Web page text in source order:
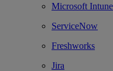
Microsoft Intune
ServiceNow
Freshworks
Jira